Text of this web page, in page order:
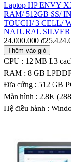
Laptop HP ENVY
RAM/ 512GB SS/
TOUCH/ 3 CELL/
NATURAL SILVER
24.000.000 ₫
Thêm vào giỏ
CPU : 12 MB L3
RAM : 8 GB
Đĩa cứng : 512 GB
Màn hình :
Hệ điều hành :